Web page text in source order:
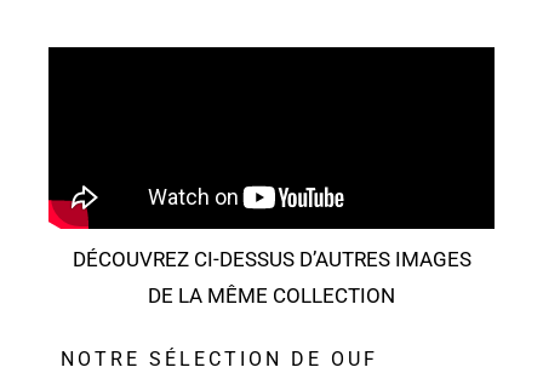
DÉCOUVREZ CI-DESSUS D’AUTRES IMAGES
DE LA MÊME COLLECTION
NOTRE SÉLECTION DE OUF